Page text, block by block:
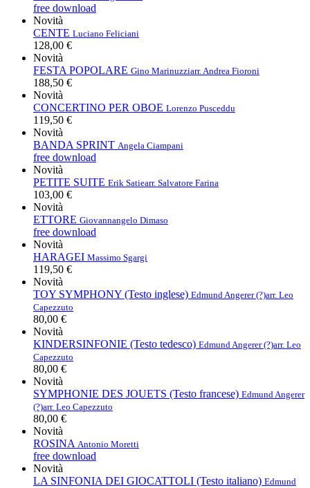
free download
Novità
CENTE Luciano Feliciani
128,00 €
Novità
FESTA POPOLARE Gino Marinuzziarr. Andrea Fioroni
188,50 €
Novità
CONCERTINO PER OBOE Lorenzo Pusceddu
119,50 €
Novità
BANDA SPRINT Angela Ciampani
free download
Novità
PETITE SUITE Erik Satiearr. Salvatore Farina
103,00 €
Novità
ETTORE Giovannangelo Dimaso
free download
Novità
HARAGEI Massimo Sgargi
119,50 €
Novità
TOY SYMPHONY (Testo inglese) Edmund Angerer (?)arr. Leo
Capezzuto
80,00 €
Novità
KINDERSINFONIE (Testo tedesco) Edmund Angerer (?)arr. Leo
Capezzuto
80,00 €
Novità
SYMPHONIE DES JOUETS (Testo francese) Edmund Angerer
(?)arr. Leo Capezzuto
80,00 €
Novità
ROSINA Antonio Moretti
free download
Novità
LA SINFONIA DEI GIOCATTOLI (Testo italiano) Edmund